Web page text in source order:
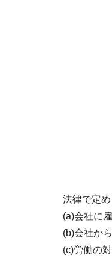
法律で定
(a)会社に
(b)会社か
(c)労働の